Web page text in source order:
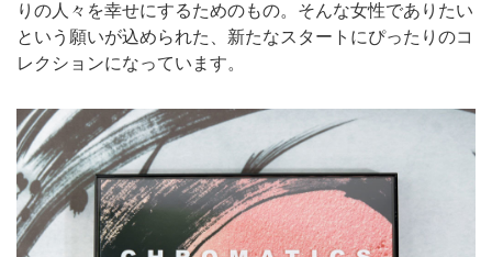
りの人々を幸せにするためのもの。そんな女性でありたい
という願いが込められた、新たなスタートにぴったりのコ
レクションになっています。